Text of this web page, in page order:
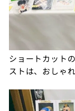
ショートカット
ストは、おしゃ